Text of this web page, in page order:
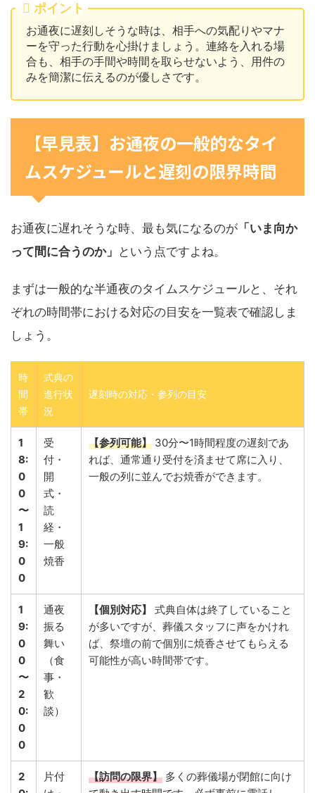
ポイント
お通夜に遅刻しそうな時は、相手への気配りやマナ
ーを守った行動を心掛けましょう。連絡を入れる場
合も、相手の手間や時間を取らせないよう、用件の
みを簡潔に伝えるのが優しさです。
【早見表】お通夜の一般的なタイ
ムスケジュールと遅刻の限界時間
お通夜に遅れそうな時、最も気になるのが 「いま向か
って間に合うのか」 という点ですよね。
まずは一般的な半通夜のタイムスケジュールと、それ
ぞれの時間帯における対応の目安を一覧表で確認しま
しょう。
時
間
帯
式典の
進行状
況
遅刻時の対応・参列の目安
1
8:
0
0
〜
1
9:
0
0
受
付・
開
式・
読
経・
一般
焼香
【参列可能】 30分〜1時間程度の遅刻であ
れば、通常通り受付を済ませて席に入り、
一般の列に並んでお焼香ができます。
1
9:
0
0
〜
2
0:
0
0
通夜
振る
舞い
（食
事・
歓
談）
【個別対応】
式典自体は終了していること
が多いですが、葬儀スタッフに声をかけれ
ば、祭壇の前で個別に焼香させてもらえる
可能性が高い時間帯です。
2
片付
【訪問の限界】 多くの葬儀場が閉館に向け